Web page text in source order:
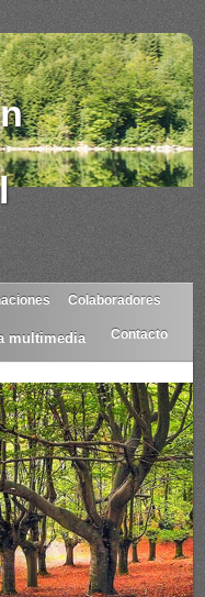
Colaboradores
multimedia Contacto